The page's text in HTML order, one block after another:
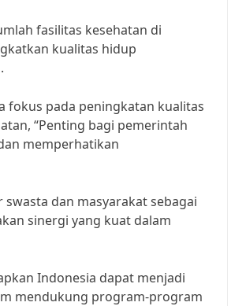
fasilitas kesehatan di
kualitas hidup
fokus pada peningkatan kualitas
“Penting bagi pemerintah
memperhatikan
dan masyarakat sebagai
sinergi yang kuat dalam
Indonesia dapat menjadi
mendukung program-program